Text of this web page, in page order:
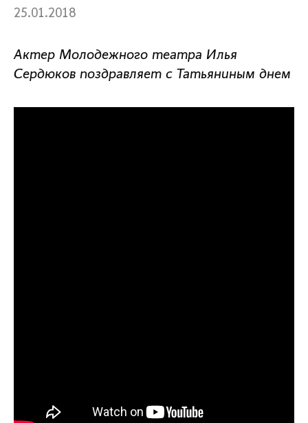
25.01.2018
Актер Молодежного театра Илья
Сердюков поздравляет с Татьяниным днем